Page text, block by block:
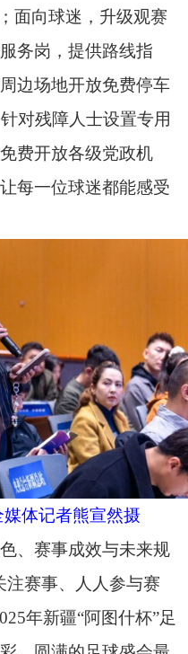
事成效与未来规
满的足球盛会最
、丰富的文旅配
必将成为新疆维
体育文化盛会，
圆”。
体朋友用镜头捕
活，也欢迎社
受“百年足球之
文化盛会。